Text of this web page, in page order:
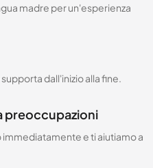
madre per un'esperienza
dall'inizio alla fine.
preoccupazioni
e ti aiutiamo a